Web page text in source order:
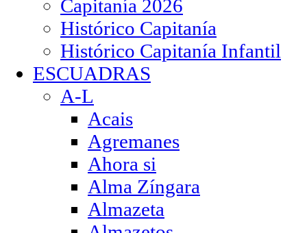
Capitanía 2026
Histórico Capitanía
Histórico Capitanía Infantil
ESCUADRAS
A-L
Acais
Agremanes
Ahora si
Alma Zíngara
Almazeta